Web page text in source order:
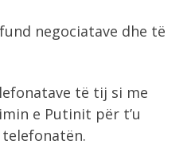
negociatave dhe të
të tij si me
e Putinit për t’u